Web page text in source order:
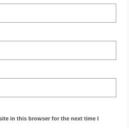
in this browser for the next time I